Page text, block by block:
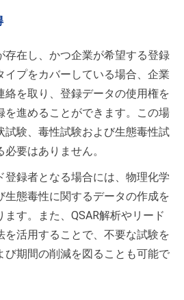
存在し、かつ企業が希望する登録
イプをカバーしている場合、企業
絡を取り、登録データの使用権を
を進めることができます。この場
試験、毒性試験および生態毒性試
要はありません。
登録者となる場合には、物理化学
生態毒性に関するデータの作成を
す。また、QSAR解析やリード
を活用することで、不要な試験を
び期間の削減を図ることも可能で